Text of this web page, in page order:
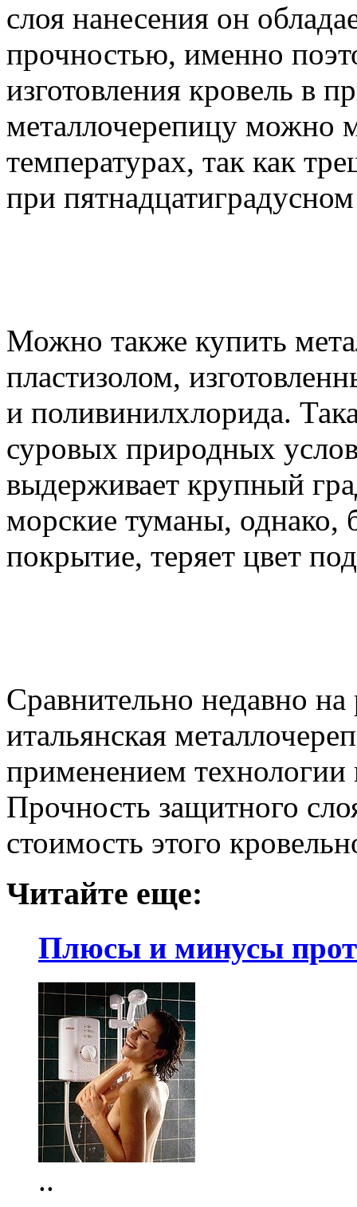
слоя нанесения он
прочностью, именно
изготовления кровель в
металлочерепицу можно
температурах, так как
при
Можно также купить
пластизолом,
и поливинилхлорида.
суровых природных
выдерживает крупный
морские туманы, однако,
покрытие, теряет цвет
Сравнительно недавно
итальянская
применением
Прочность защитного
стоимость этого
Читайте еще:
Плюсы и минусы
..